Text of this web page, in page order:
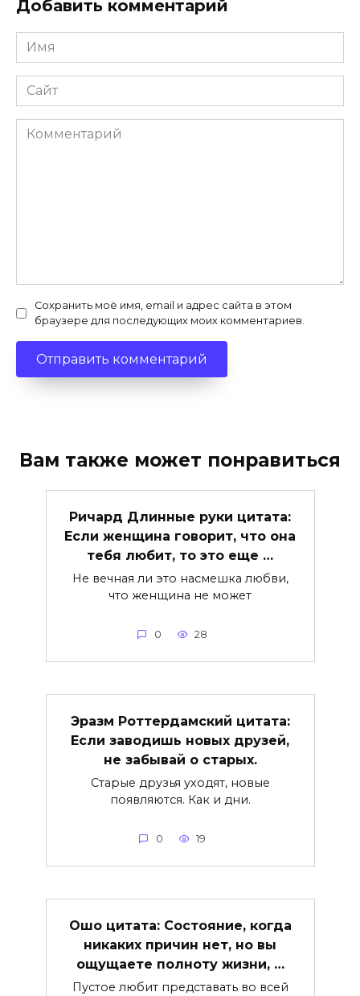
Добавить комментарий
Имя
*
Сайт
Комментарий
Сохранить моё имя, email и адрес сайта в этом
браузере для последующих моих комментариев.
Вам также может понравиться
Ричард Длинные руки цитата:
Если женщина говорит, что она
тебя любит, то это еще …
Не вечная ли это насмешка любви,
что женщина не может
0 28
Эразм Роттердамский цитата:
Если заводишь новых друзей,
не забывай о старых.
Старые друзья уходят, новые
появляются. Как и дни.
0 19
Ошо цитата: Состояние, когда
никаких причин нет, но вы
ощущаете полноту жизни, …
Пустое любит представать во всей